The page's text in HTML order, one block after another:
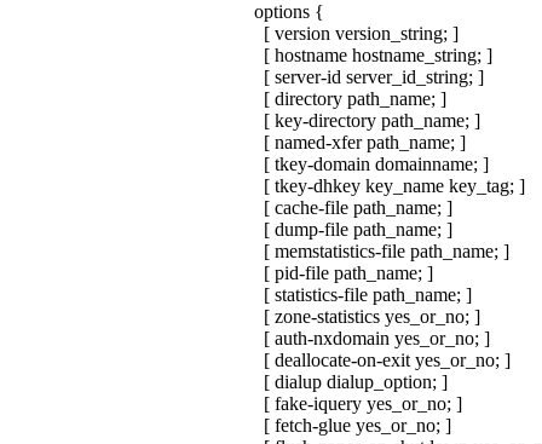
options {
[ version version_string; ]
[ hostname hostname_string; ]
[ server-id server_id_string; ]
[ directory path_name; ]
[ key-directory path_name; ]
[ named-xfer path_name; ]
[ tkey-domain domainname; ]
[ tkey-dhkey key_name key_tag; ]
[ cache-file path_name; ]
[ dump-file path_name; ]
[ memstatistics-file path_name; ]
[ pid-file path_name; ]
[ statistics-file path_name; ]
[ zone-statistics yes_or_no; ]
[ auth-nxdomain yes_or_no; ]
[ deallocate-on-exit yes_or_no; ]
[ dialup dialup_option; ]
[ fake-iquery yes_or_no; ]
[ fetch-glue yes_or_no; ]